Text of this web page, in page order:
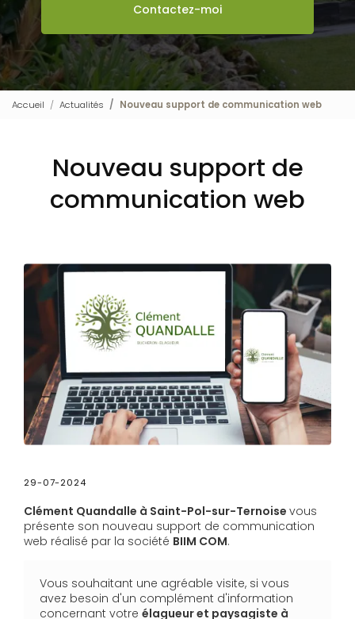
Contactez-moi
Accueil Actualités Nouveau support de communication web
Nouveau support de
communication web
29-07-2024
Clément Quandalle à Saint-Pol-sur-Ternoise vous
présente son nouveau support de communication
web réalisé par la société BIIM COM.
Vous souhaitant une agréable visite, si vous
avez besoin d'un complément d'information
concernant votre élagueur et paysagiste à